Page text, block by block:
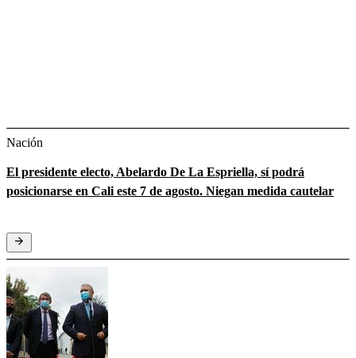
Nación
El presidente electo, Abelardo De La Espriella, sí podrá
posicionarse en Cali este 7 de agosto. Niegan medida cautelar